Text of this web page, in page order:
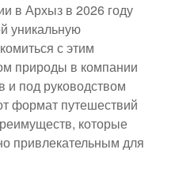
в Архыз в 2026 году
уникальную
с этим
природы в компании
под руководством
формат путешествий
которые
привлекательным для